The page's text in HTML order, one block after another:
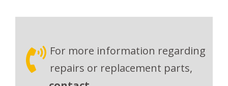
For more information regarding
repairs or replacement parts,